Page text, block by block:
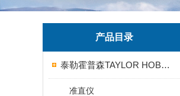
产品目录
泰勒霍普森TAYLOR HOBSON粗糙度仪
准直仪